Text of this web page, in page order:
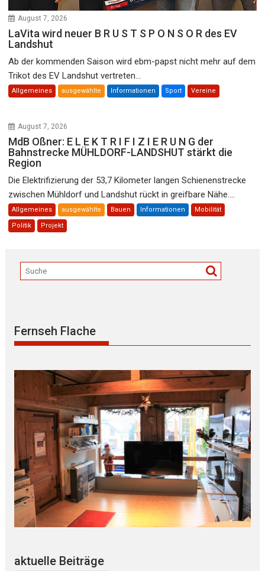
August 7, 2026
LaVita wird neuer B R U S T S P O N S O R des EV
Landshut
Ab der kommenden Saison wird ebm-papst nicht mehr auf dem
Trikot des EV Landshut vertreten...
Allgemeines ausgewählte Informationen Sport Vereine
August 7, 2026
MdB Oßner: E L E K T R I F I Z I E R U N G der
Bahnstrecke MÜHLDORF-LANDSHUT stärkt die
Region
Die Elektrifizierung der 53,7 Kilometer langen Schienenstrecke
zwischen Mühldorf und Landshut rückt in greifbare Nähe....
Allgemeines ausgewählte Bauen Informationen Mobilität
Politik Projekt
Fernseh Flache
aktuelle Beiträge